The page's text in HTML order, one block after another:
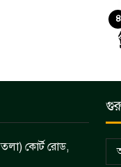
৪
৬
কোর্ট রোড,